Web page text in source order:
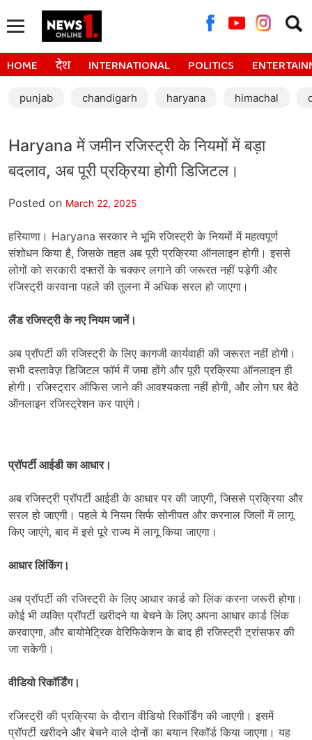
for:
HOME देश INTERNATIONAL POLITICS
punjab chandigarh haryana himachal
Haryana में जमीन रजिस्ट्री के नियमों में बड़ा
बदलाव, अब पूरी प्रक्रिया होगी डिजिटल।
Posted on March 22, 2025
हरियाणा। Haryana सरकार ने भूमि रजिस्ट्री के नियमों में महत्वपूर्ण
संशोधन किया है, जिसके तहत अब पूरी प्रक्रिया ऑनलाइन होगी। इससे
लोगों को सरकारी दफ्तरों के चक्कर लगाने की जरूरत नहीं पड़ेगी और
रजिस्ट्री करवाना पहले की तुलना में अधिक सरल हो जाएगा।
लैंड रजिस्ट्री के नए नियम जानें।
अब प्रॉपर्टी की रजिस्ट्री के लिए कागजी कार्यवाही की जरूरत नहीं होगी।
सभी दस्तावेज़ डिजिटल फॉर्म में जमा होंगे और पूरी प्रक्रिया ऑनलाइन ही
होगी। रजिस्ट्रार ऑफिस जाने की आवश्यकता नहीं होगी, और लोग घर बैठे
ऑनलाइन रजिस्ट्रेशन कर पाएंगे।
प्रॉपर्टी आईडी का आधार।
अब रजिस्ट्री प्रॉपर्टी आईडी के आधार पर की जाएगी, जिससे प्रक्रिया और
सरल हो जाएगी। पहले ये नियम सिर्फ सोनीपत और करनाल जिलों में लागू
किए जाएंगे, बाद में इसे पूरे राज्य में लागू किया जाएगा।
आधार लिंकिंग।
अब प्रॉपर्टी की रजिस्ट्री के लिए आधार कार्ड को लिंक करना जरूरी होगा।
कोई भी व्यक्ति प्रॉपर्टी खरीदने या बेचने के लिए अपना आधार कार्ड लिंक
करवाएगा, और बायोमेट्रिक वेरिफिकेशन के बाद ही रजिस्ट्री ट्रांसफर की
जा सकेगी।
वीडियो रिकॉर्डिंग।
रजिस्ट्री की प्रक्रिया के दौरान वीडियो रिकॉर्डिंग की जाएगी। इसमें
प्रॉपर्टी खरीदने और बेचने वाले दोनों का बयान रिकॉर्ड किया जाएगा। यह